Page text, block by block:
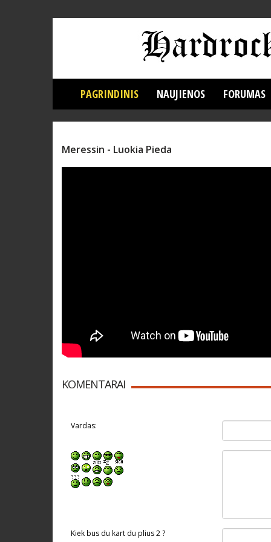
PAGRINDINIS NAUJIENOS FORUMAS
Meressin - Luokia Pieda
KOMENTARAI
Vardas:
Kiek bus du kart du plius 2 ?